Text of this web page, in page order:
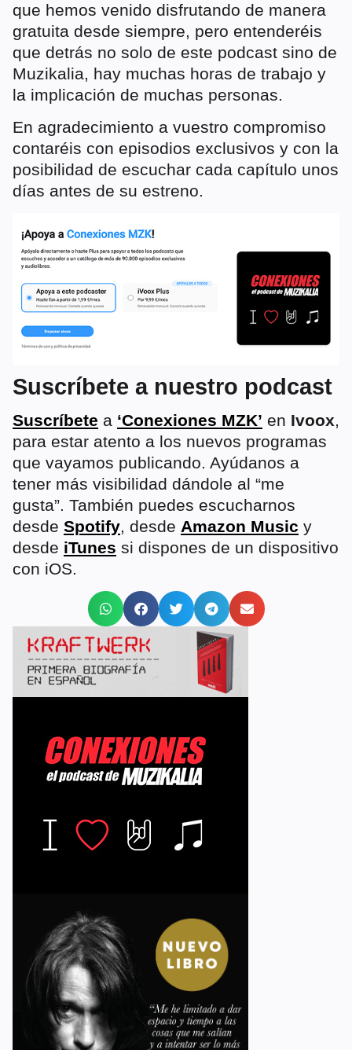
que hemos venido disfrutando de manera
gratuita desde siempre, pero entenderéis
que detrás no solo de este podcast sino de
Muzikalia, hay muchas horas de trabajo y
la implicación de muchas personas.
En agradecimiento a vuestro compromiso
contaréis con episodios exclusivos y con la
posibilidad de escuchar cada capítulo unos
días antes de su estreno.
Suscríbete a nuestro podcast
Suscríbete a ‘Conexiones MZK’ en Ivoox,
para estar atento a los nuevos programas
que vayamos publicando. Ayúdanos a
tener más visibilidad dándole al “me
gusta”. También puedes escucharnos
desde Spotify, desde Amazon Music y
desde iTunes si dispones de un dispositivo
con iOS.